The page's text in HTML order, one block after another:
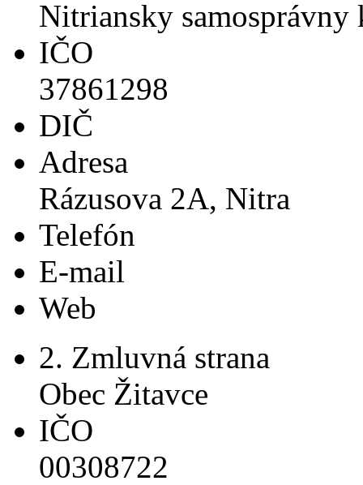
Nitriansky samosprávny
IČO
37861298
DIČ
Adresa
Rázusova 2A, Nitra
Telefón
E-mail
Web
2. Zmluvná strana
Obec Žitavce
IČO
00308722